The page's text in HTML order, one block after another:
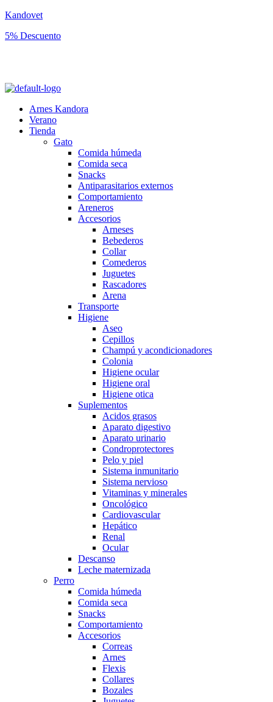
Kandovet
5% Descuento
Arnes Kandora
Verano
Tienda
Gato
Comida húmeda
Comida seca
Snacks
Antiparasitarios externos
Comportamiento
Areneros
Accesorios
Arneses
Bebederos
Collar
Comederos
Juguetes
Rascadores
Arena
Transporte
Higiene
Aseo
Cepillos
Champú y acondicionadores
Colonia
Higiene ocular
Higiene oral
Higiene otica
Suplementos
Acidos grasos
Aparato digestivo
Aparato urinario
Condroprotectores
Pelo y piel
Sistema inmunitario
Sistema nervioso
Vitaminas y minerales
Oncológico
Cardiovascular
Hepático
Renal
Ocular
Descanso
Leche maternizada
Perro
Comida húmeda
Comida seca
Snacks
Comportamiento
Accesorios
Correas
Arnes
Flexis
Collares
Bozales